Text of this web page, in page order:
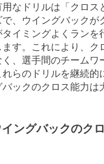
なドリルは「クロス
、ウイングバックが
イミングよくランを
ます。これにより、ク
、選手間のチームワ
らのドリルを継続的
ックのクロス能力は
ングバックのク